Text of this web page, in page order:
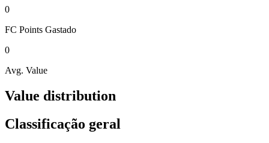
0
FC Points Gastado
0
Avg. Value
Value distribution
Classificação geral